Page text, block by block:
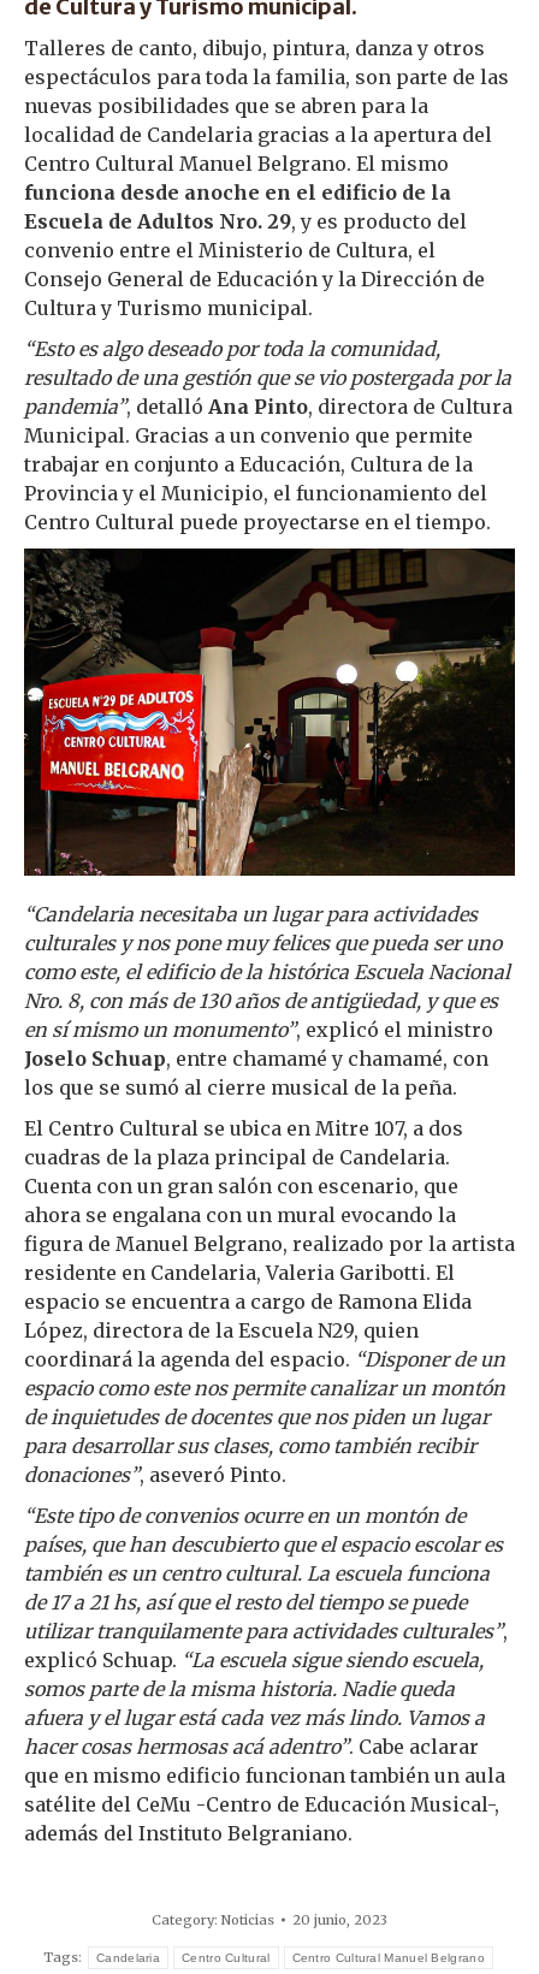
de Cultura y Turismo municipal.
Talleres de canto, dibujo, pintura, danza y otros
espectáculos para toda la familia, son parte de las
nuevas posibilidades que se abren para la
localidad de Candelaria gracias a la apertura del
Centro Cultural Manuel Belgrano. El mismo
funciona desde anoche en el edificio de la
Escuela de Adultos Nro. 29, y es producto del
convenio entre el Ministerio de Cultura, el
Consejo General de Educación y la Dirección de
Cultura y Turismo municipal.
“Esto es algo deseado por toda la comunidad,
resultado de una gestión que se vio postergada por la
pandemia”, detalló Ana Pinto, directora de Cultura
Municipal. Gracias a un convenio que permite
trabajar en conjunto a Educación, Cultura de la
Provincia y el Municipio, el funcionamiento del
Centro Cultural puede proyectarse en el tiempo.
“Candelaria necesitaba un lugar para actividades
culturales y nos pone muy felices que pueda ser uno
como este, el edificio de la histórica Escuela Nacional
Nro. 8, con más de 130 años de antigüedad, y que es
en sí mismo un monumento”, explicó el ministro
Joselo Schuap, entre chamamé y chamamé, con
los que se sumó al cierre musical de la peña.
El Centro Cultural se ubica en Mitre 107, a dos
cuadras de la plaza principal de Candelaria.
Cuenta con un gran salón con escenario, que
ahora se engalana con un mural evocando la
figura de Manuel Belgrano, realizado por la artista
residente en Candelaria, Valeria Garibotti. El
espacio se encuentra a cargo de Ramona Elida
López, directora de la Escuela N29, quien
coordinará la agenda del espacio. “Disponer de un
espacio como este nos permite canalizar un montón
de inquietudes de docentes que nos piden un lugar
para desarrollar sus clases, como también recibir
donaciones”, aseveró Pinto.
“Este tipo de convenios ocurre en un montón de
países, que han descubierto que el espacio escolar es
también es un centro cultural. La escuela funciona
de 17 a 21 hs, así que el resto del tiempo se puede
utilizar tranquilamente para actividades culturales”,
explicó Schuap. “La escuela sigue siendo escuela,
somos parte de la misma historia. Nadie queda
afuera y el lugar está cada vez más lindo. Vamos a
hacer cosas hermosas acá adentro”. Cabe aclarar
que en mismo edificio funcionan también un aula
satélite del CeMu -Centro de Educación Musical-,
además del Instituto Belgraniano.
Category: Noticias 20 junio, 2023
Tags: Candelaria Centro Cultural Centro Cultural Manuel Belgrano